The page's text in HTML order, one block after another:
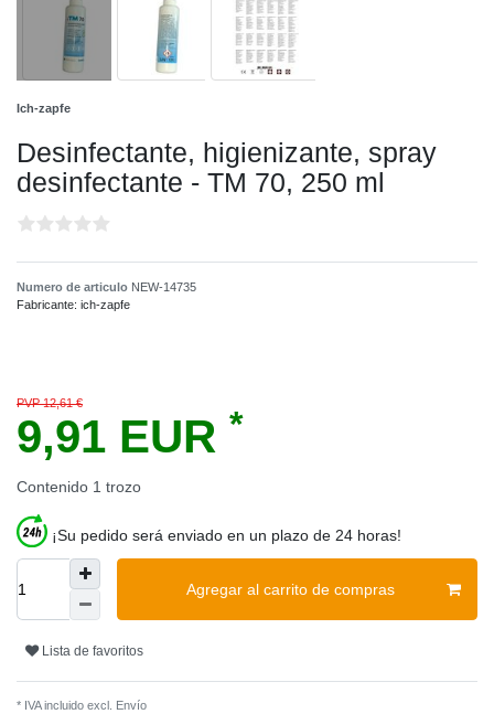
Ich-zapfe
Desinfectante, higienizante, spray
desinfectante - TM 70, 250 ml
Numero de articulo NEW-14735
Fabricante: ich-zapfe
PVP 12,61 €
9,91 EUR *
Contenido 1 trozo
¡Su pedido será enviado en un plazo de 24 horas!
Agregar al carrito de compras
Lista de favoritos
* IVA incluido excl. Envío